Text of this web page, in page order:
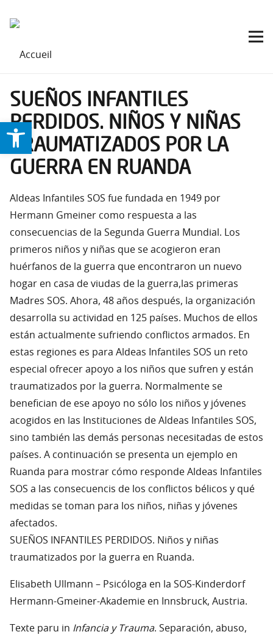
SUEÑOS INFANTILES
PERDIDOS. NIÑOS Y NIÑAS
TRAUMATIZADOS POR LA
GUERRA EN RUANDA
Aldeas Infantiles SOS fue fundada en 1949 por
Hermann Gmeiner como respuesta a las
consecuencias de la Segunda Guerra Mundial. Los
primeros niños y niñas que se acogieron eran
huérfanos de la guerra que encontraron un nuevo
hogar en casa de viudas de la guerra,las primeras
Madres SOS. Ahora, 48 años después, la organización
desarrolla su actividad en 125 países. Muchos de ellos
están actualmente sufriendo conflictos armados. En
estas regiones es para Aldeas Infantiles SOS un reto
especial ofrecer apoyo a los niños que sufren y están
traumatizados por la guerra. Normalmente se
benefician de ese apoyo no sólo los niños y jóvenes
acogidos en las Instituciones de Aldeas Infantiles SOS,
sino también las demás personas necesitadas de estos
países. A continuación se presenta un ejemplo en
Ruanda para mostrar cómo responde Aldeas Infantiles
SOS a las consecuencis de los conflictos bélicos y qué
medidas se toman para los niños, niñas y jóvenes
afectados.
SUEÑOS INFANTILES PERDIDOS. Niños y niñas
traumatizados por la guerra en Ruanda.
Elisabeth Ullmann – Psicóloga en la SOS-Kinderdorf
Hermann-Gmeiner-Akademie en Innsbruck, Austria.
Texte paru in Infancia y Trauma. Separación, abuso,
Ouvrir la barre d’outils